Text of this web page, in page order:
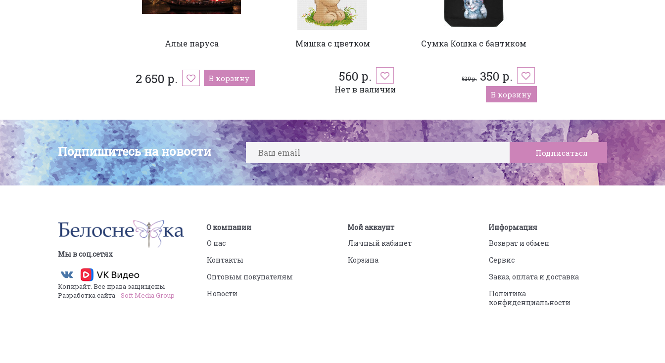
Алые паруса
2 650 р. В корзину
Мишка с цветком
560 р.
Нет в наличии
Сумка Кошка с бантиком
520 р.350 р.
В корзину
Подпишитесь на новости
Мы в соц.сетях
Копирайт. Все права защищены
Разработка сайта - Soft Media Group
О компании
О нас
Контакты
Оптовым покупателям
Новости
Мой аккаунт
Личный кабинет
Корзина
Информация
Возврат и обмен
Сервис
Заказ, оплата и доставка
Политика
конфиденциальности